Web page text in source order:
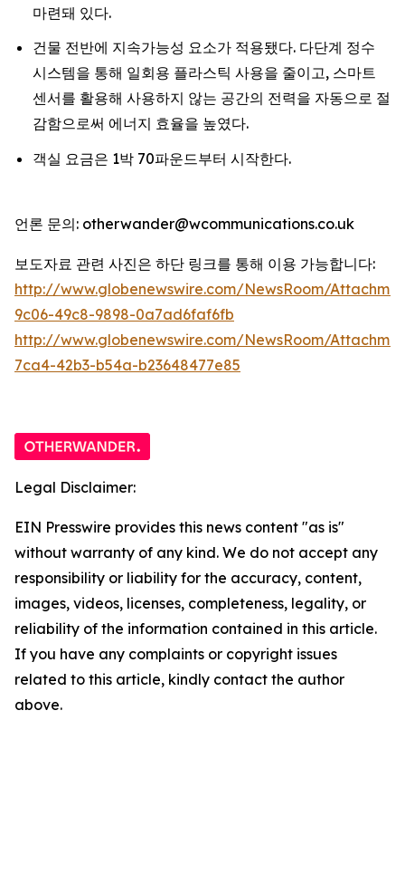
마련돼 있다.
건물 전반에 지속가능성 요소가 적용됐다. 다단계 정수
시스템을 통해 일회용 플라스틱 사용을 줄이고, 스마트
센서를 활용해 사용하지 않는 공간의 전력을 자동으로 절
감함으로써 에너지 효율을 높였다.
객실 요금은 1박 70파운드부터 시작한다.
언론 문의: otherwander@wcommunications.co.uk
보도자료 관련 사진은 하단 링크를 통해 이용 가능합니다:
http://www.globenewswire.com/NewsRoom/
9c06-49c8-9898-0a7ad6faf6fb
http://www.globenewswire.com/NewsRoom/
7ca4-42b3-b54a-b23648477e85
Legal Disclaimer:
EIN Presswire provides this news content "as is"
without warranty of any kind. We do not accept any
responsibility or liability for the accuracy, content,
images, videos, licenses, completeness, legality, or
reliability of the information contained in this article.
If you have any complaints or copyright issues
related to this article, kindly contact the author
above.